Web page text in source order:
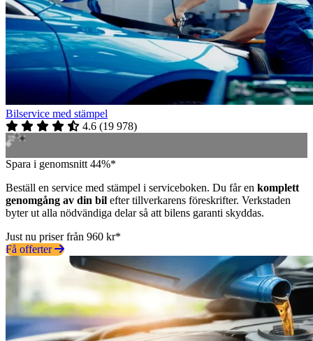
Bilservice med stämpel
4.6 (19 978)
Spara i genomsnitt 44%*
Beställ en service med stämpel i serviceboken. Du får en komplett
genomgång av din bil efter tillverkarens föreskrifter. Verkstaden
byter ut alla nödvändiga delar så att bilens garanti skyddas.
Just nu priser från 960 kr*
Få offerter